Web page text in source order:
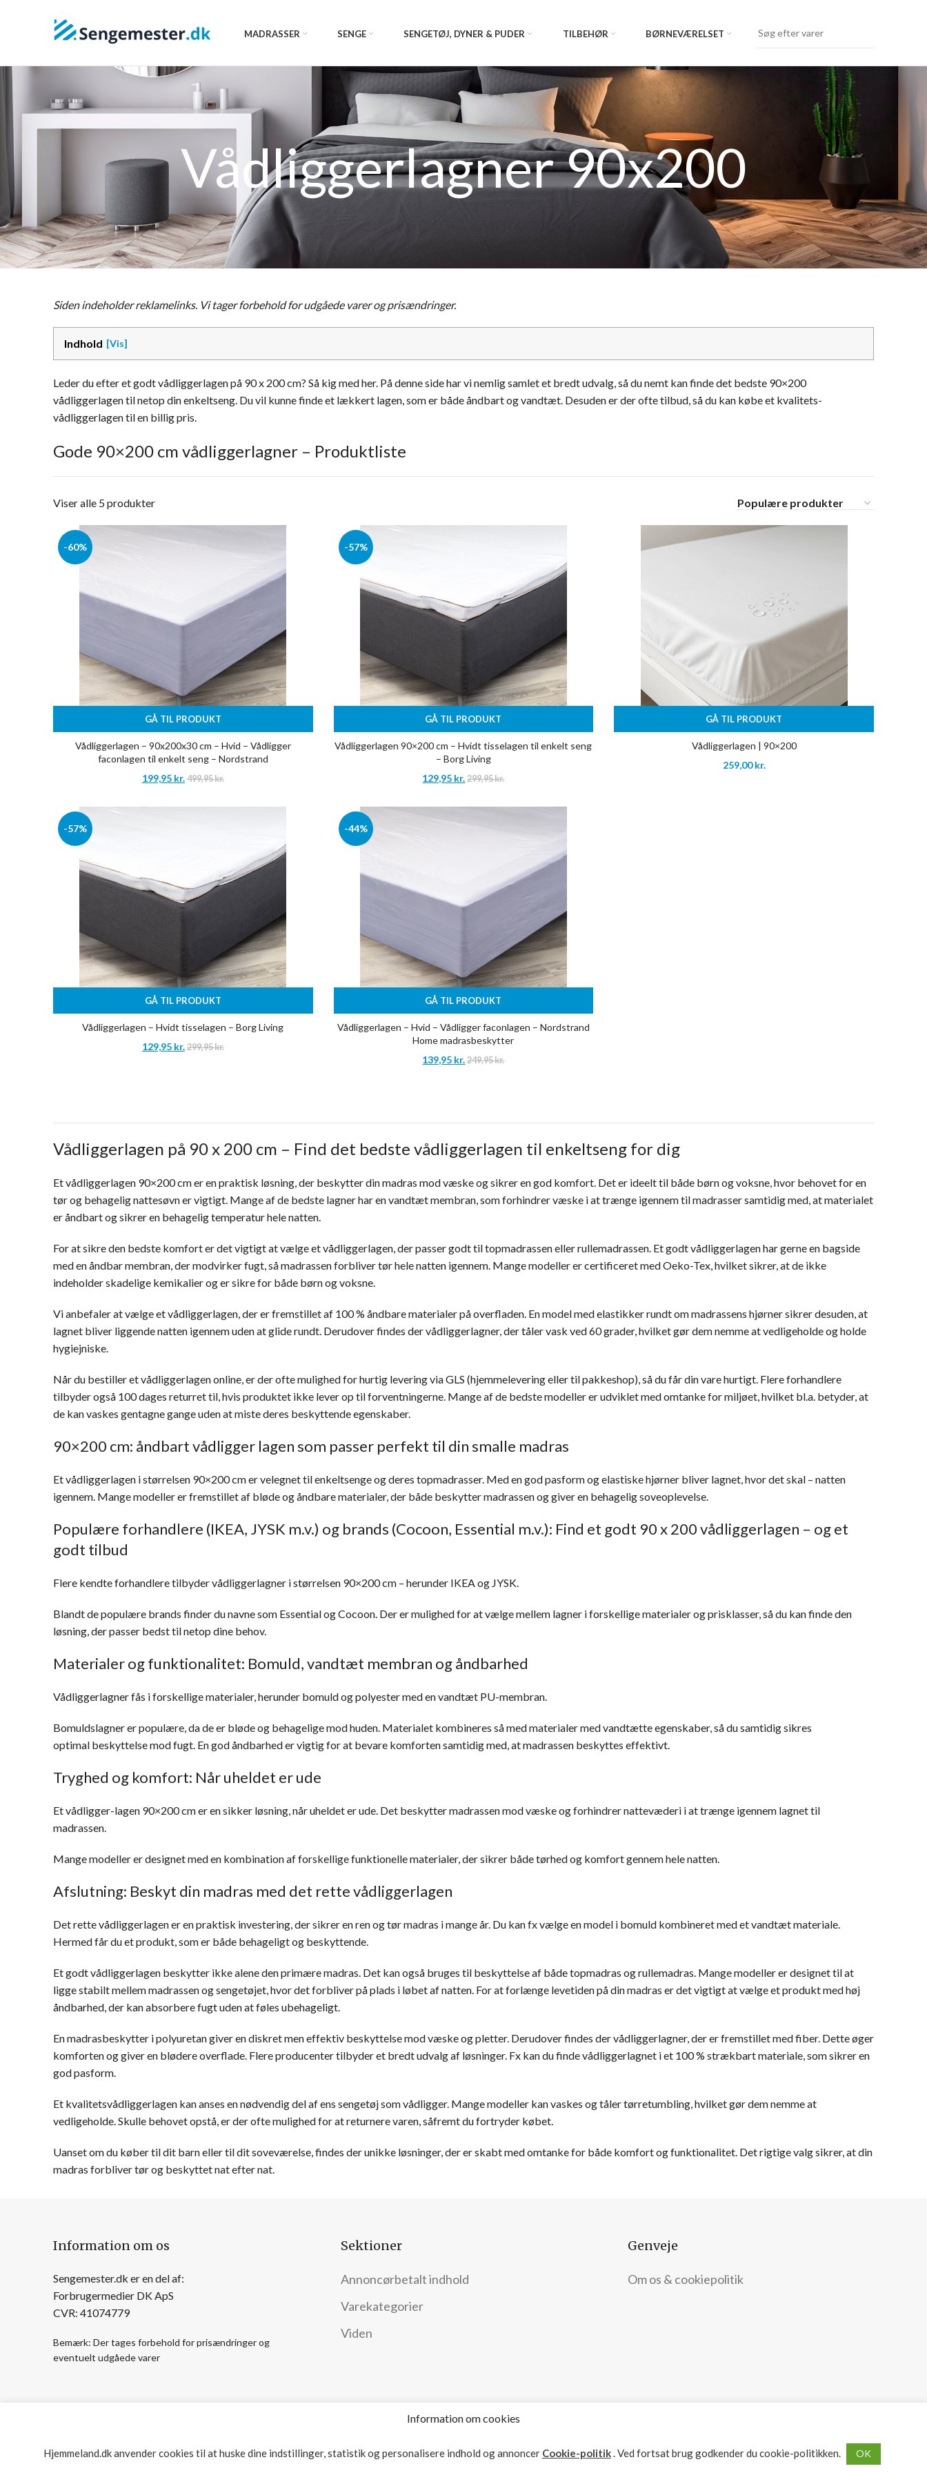
MADRASSER SENGE SENGETØJ, DYNER & PUDER TILBEHØR BØRNEVÆRELSET
Vådliggerlagner 90x200
Siden indeholder reklamelinks. Vi tager forbehold for udgåede varer og prisændringer.
Indhold
Leder du efter et godt vådliggerlagen på 90 x 200 cm? Så kig med her. På denne side har vi nemlig samlet et bredt udvalg, så du nemt kan finde det bedste 90×200
vådliggerlagen til netop din enkeltseng. Du vil kunne finde et lækkert lagen, som er både åndbart og vandtæt. Desuden er der ofte tilbud, så du kan købe et kvalitets-
vådliggerlagen til en billig pris.
Gode 90×200 cm vådliggerlagner – Produktliste
Viser alle 5 produkter
-60%
GÅ TIL PRODUKT
Vådliggerlagen – 90x200x30 cm – Hvid – Vådligger
faconlagen til enkelt seng – Nordstrand
199,95 kr. 499,95kr.
-57%
GÅ TIL PRODUKT
Vådliggerlagen 90×200 cm – Hvidt tisselagen til enkelt seng
– Borg Living
129,95 kr. 299,95kr.
GÅ TIL PRODUKT
Vådliggerlagen | 90×200
259,00kr.
-57%
GÅ TIL PRODUKT
Vådliggerlagen – Hvidt tisselagen – Borg Living
129,95 kr. 299,95kr.
-44%
GÅ TIL PRODUKT
Vådliggerlagen – Hvid – Vådligger faconlagen – Nordstrand
Home madrasbeskytter
139,95 kr. 249,95kr.
Vådliggerlagen på 90 x 200 cm – Find det bedste vådliggerlagen til enkeltseng for dig
Et vådliggerlagen 90×200 cm er en praktisk løsning, der beskytter din madras mod væske og sikrer en god komfort. Det er ideelt til både børn og voksne, hvor behovet for en
tør og behagelig nattesøvn er vigtigt. Mange af de bedste lagner har en vandtæt membran, som forhindrer væske i at trænge igennem til madrasser samtidig med, at materialet
er åndbart og sikrer en behagelig temperatur hele natten.
For at sikre den bedste komfort er det vigtigt at vælge et vådliggerlagen, der passer godt til topmadrassen eller rullemadrassen. Et godt vådliggerlagen har gerne en bagside
med en åndbar membran, der modvirker fugt, så madrassen forbliver tør hele natten igennem. Mange modeller er certificeret med Oeko-Tex, hvilket sikrer, at de ikke
indeholder skadelige kemikalier og er sikre for både børn og voksne.
Vi anbefaler at vælge et vådliggerlagen, der er fremstillet af 100 % åndbare materialer på overfladen. En model med elastikker rundt om madrassens hjørner sikrer desuden, at
lagnet bliver liggende natten igennem uden at glide rundt. Derudover findes der vådliggerlagner, der tåler vask ved 60 grader, hvilket gør dem nemme at vedligeholde og holde
hygiejniske.
Når du bestiller et vådliggerlagen online, er der ofte mulighed for hurtig levering via GLS (hjemmelevering eller til pakkeshop), så du får din vare hurtigt. Flere forhandlere
tilbyder også 100 dages returret til, hvis produktet ikke lever op til forventningerne. Mange af de bedste modeller er udviklet med omtanke for miljøet, hvilket bl.a. betyder, at
de kan vaskes gentagne gange uden at miste deres beskyttende egenskaber.
90×200 cm: åndbart vådligger lagen som passer perfekt til din smalle madras
Et vådliggerlagen i størrelsen 90×200 cm er velegnet til enkeltsenge og deres topmadrasser. Med en god pasform og elastiske hjørner bliver lagnet, hvor det skal – natten
igennem. Mange modeller er fremstillet af bløde og åndbare materialer, der både beskytter madrassen og giver en behagelig soveoplevelse.
Populære forhandlere (IKEA, JYSK m.v.) og brands (Cocoon, Essential m.v.): Find et godt 90 x 200 vådliggerlagen – og et
godt tilbud
Flere kendte forhandlere tilbyder vådliggerlagner i størrelsen 90×200 cm – herunder IKEA og JYSK.
Blandt de populære brands finder du navne som Essential og Cocoon. Der er mulighed for at vælge mellem lagner i forskellige materialer og prisklasser, så du kan finde den
løsning, der passer bedst til netop dine behov.
Materialer og funktionalitet: Bomuld, vandtæt membran og åndbarhed
Vådliggerlagner fås i forskellige materialer, herunder bomuld og polyester med en vandtæt PU-membran.
Bomuldslagner er populære, da de er bløde og behagelige mod huden. Materialet kombineres så med materialer med vandtætte egenskaber, så du samtidig sikres
optimal beskyttelse mod fugt. En god åndbarhed er vigtig for at bevare komforten samtidig med, at madrassen beskyttes effektivt.
Tryghed og komfort: Når uheldet er ude
Et vådligger-lagen 90×200 cm er en sikker løsning, når uheldet er ude. Det beskytter madrassen mod væske og forhindrer nattevæderi i at trænge igennem lagnet til
madrassen.
Mange modeller er designet med en kombination af forskellige funktionelle materialer, der sikrer både tørhed og komfort gennem hele natten.
Afslutning: Beskyt din madras med det rette vådliggerlagen
Det rette vådliggerlagen er en praktisk investering, der sikrer en ren og tør madras i mange år. Du kan fx vælge en model i bomuld kombineret med et vandtæt materiale.
Hermed får du et produkt, som er både behageligt og beskyttende.
Et godt vådliggerlagen beskytter ikke alene den primære madras. Det kan også bruges til beskyttelse af både topmadras og rullemadras. Mange modeller er designet til at
ligge stabilt mellem madrassen og sengetøjet, hvor det forbliver på plads i løbet af natten. For at forlænge levetiden på din madras er det vigtigt at vælge et produkt med høj
åndbarhed, der kan absorbere fugt uden at føles ubehageligt.
En madrasbeskytter i polyuretan giver en diskret men effektiv beskyttelse mod væske og pletter. Derudover findes der vådliggerlagner, der er fremstillet med fiber. Dette øger
komforten og giver en blødere overflade. Flere producenter tilbyder et bredt udvalg af løsninger. Fx kan du finde vådliggerlagnet i et 100 % strækbart materiale, som sikrer en
god pasform.
Et kvalitetsvådliggerlagen kan anses en nødvendig del af ens sengetøj som vådligger. Mange modeller kan vaskes og tåler tørretumbling, hvilket gør dem nemme at
vedligeholde. Skulle behovet opstå, er der ofte mulighed for at returnere varen, såfremt du fortryder købet.
Uanset om du køber til dit barn eller til dit soveværelse, findes der unikke løsninger, der er skabt med omtanke for både komfort og funktionalitet. Det rigtige valg sikrer, at din
madras forbliver tør og beskyttet nat efter nat.
Information om os
Sengemester.dk er en del af:
Forbrugermedier DK ApS
CVR: 41074779
Bemærk: Der tages forbehold for prisændringer og
eventuelt udgåede varer
Sektioner
Annoncørbetalt indhold
Varekategorier
Viden
Genveje
Om os & cookiepolitik
Copyright © 2026 Sengemester.dk - Forbrugermedier DK ApS
Information om cookies
Hjemmeland.dk anvender cookies til at huske dine indstillinger, statistik og personalisere indhold og annoncer Cookie-politik. Ved fortsat brug godkender du cookie-politikken. OK